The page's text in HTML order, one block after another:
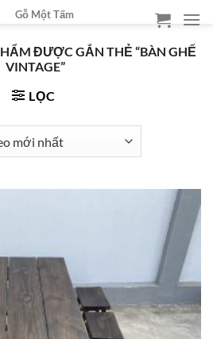
Gỗ Một Tấm
ĐƯỢC GẮN THẺ “BÀN GHẾ
VINTAGE”
LỌC